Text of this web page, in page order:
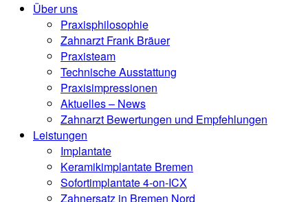
Über uns
Praxisphilosophie
Zahnarzt Frank Bräuer
Praxisteam
Technische Ausstattung
Praxisimpressionen
Aktuelles – News
Zahnarzt Bewertungen und Empfehlungen
Leistungen
Implantate
Keramikimplantate Bremen
Sofortimplantate 4-on-ICX
Zahnersatz in Bremen Nord